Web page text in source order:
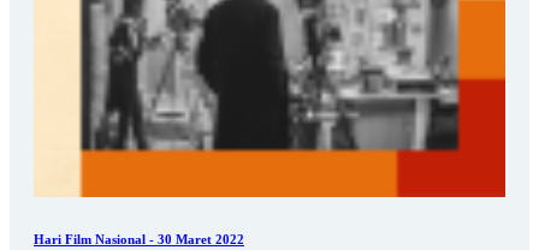
Hari Film Nasional - 30 Maret 2022